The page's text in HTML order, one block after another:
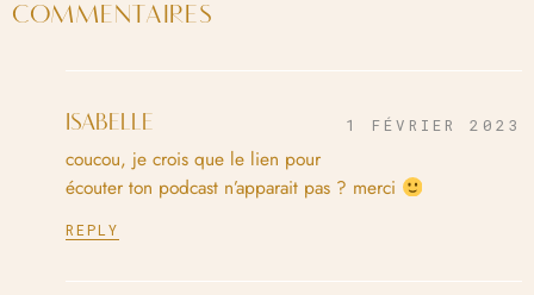
COMMENTAIRES
ISABELLE 1 FÉVRIER 2023
coucou, je crois que le lien pour
écouter ton podcast n’apparait pas ? merci
REPLY